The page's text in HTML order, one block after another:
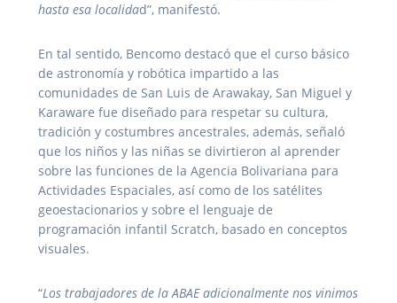
hasta esa localidad”, manifestó.
En tal sentido, Bencomo destacó que el curso básico
de astronomía y robótica impartido a las
comunidades de San Luis de Arawakay, San Miguel y
Karaware fue diseñado para respetar su cultura,
tradición y costumbres ancestrales, además, señaló
que los niños y las niñas se divirtieron al aprender
sobre las funciones de la Agencia Bolivariana para
Actividades Espaciales, así como de los satélites
geoestacionarios y sobre el lenguaje de
programación infantil Scratch, basado en conceptos
visuales.
“Los trabajadores de la ABAE adicionalmente nos vinimos